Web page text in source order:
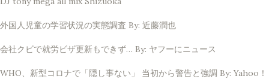
外国人児童の学習状況の実態調査 By: 近藤潤也
会社クビで就労ビザ更新もできず… By: ヤフーにニュース
WHO、新型コロナで「隠し事ない」 当初から警告と強調 By: Yahoo！